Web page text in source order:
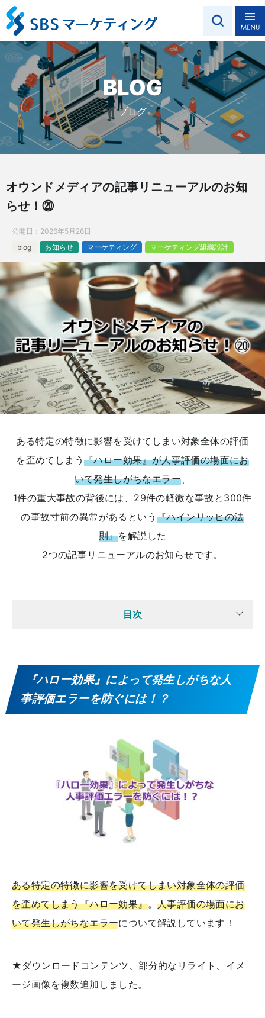
BLOG
ブログ
オウンドメディアの記事リニューアルのお知
らせ！⑳
公開日： 2026年5月26日
blog
お知らせ マーケティング マーケティング組織設計
ある特定の特徴に影響を受けてしまい対象全体の評価
を歪めてしまう 『ハロー効果』が人事評価の場面にお
いて発生しがちなエラー
1件の重大事故の背後には、29件の軽微な事故と300件
の事故寸前の異常があるという 『ハインリッヒの法
則』を解説した
2つの記事リニューアルのお知らせです。
目次
『ハロー効果』によって発生しがちな人
事評価エラーを防ぐには！？
ある特定の特徴に影響を受けてしまい対象全体の評価
を歪めてしまう『ハロー効果』。人事評価の場面にお
いて発生しがちなエラーについて解説しています！
★ダウンロードコンテンツ、部分的なリライト、イメ
ージ画像を複数追加しました。